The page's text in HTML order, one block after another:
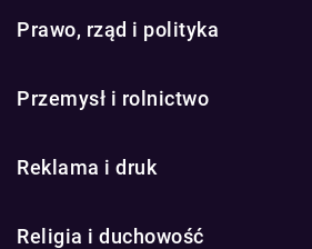
Prawo, rząd i polityka
Przemysł i rolnictwo
Reklama i druk
Religia i duchowość